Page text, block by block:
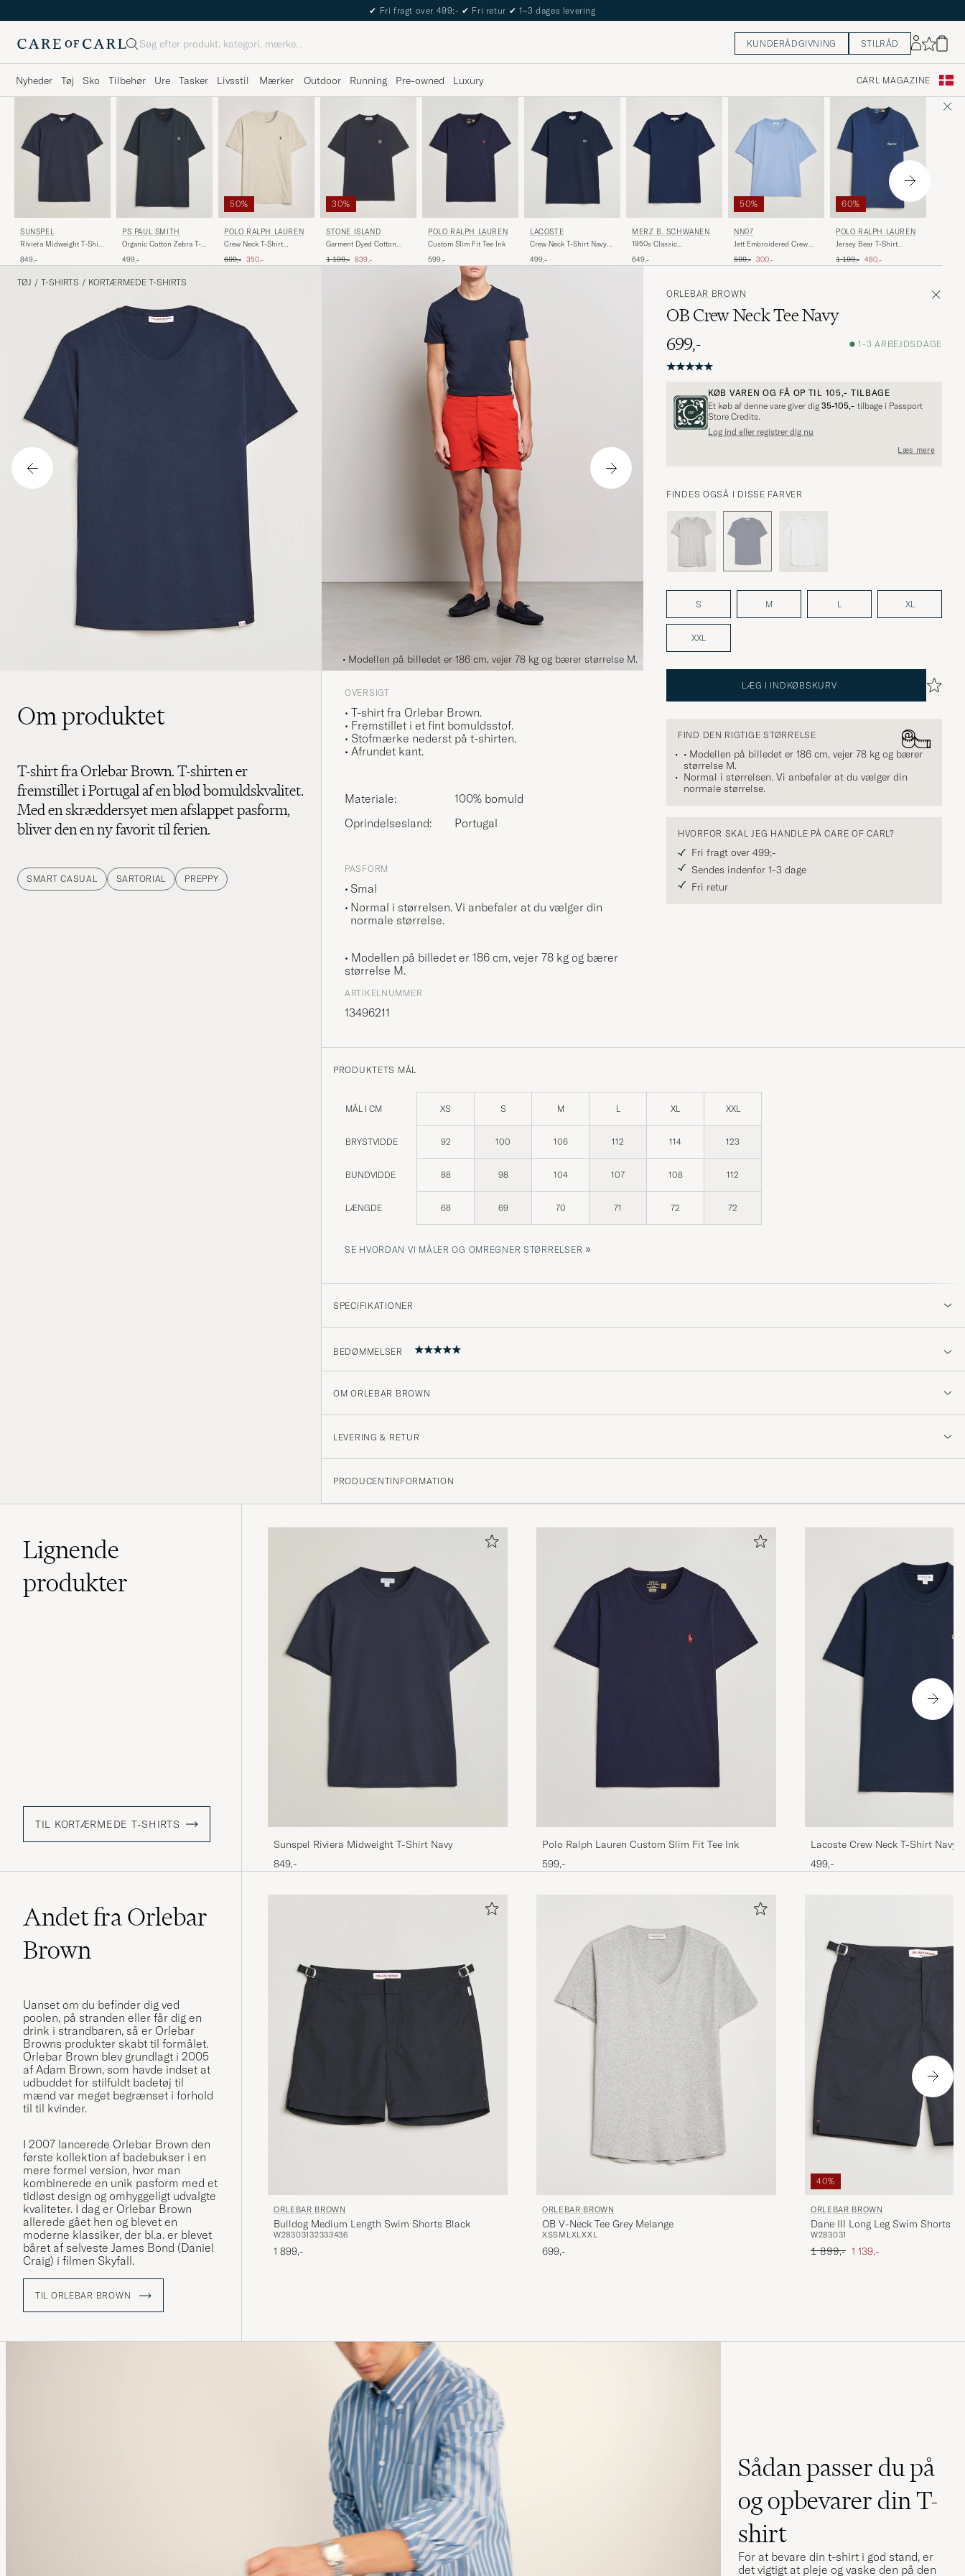
The Care of Carl Passport
Søg KUNDERÅDGIVNING STILRÅD
Nyheder Tøj Sko Tilbehør Ure Tasker Livsstil Mærker Outdoor Running Pre-owned Luxury CARL MAGAZINE
SUNSPEL
Riviera Midweight T-Shirt
849,-
PS PAUL SMITH
Organic Cotton Zebra T-
499,-
50%
POLO RALPH LAUREN
Crew Neck T-Shirt
Ordinary pris
699,- Nedsat pris
350,-
30%
STONE ISLAND
Garment Dyed Cotton
Ordinary pris
1 199,- Nedsat pris
839,-
POLO RALPH LAUREN
Custom Slim Fit Tee Ink
599,-
LACOSTE
Crew Neck T-Shirt Navy
499,-
MERZ B. SCHWANEN
1950s Classic
Blue
649,-
50%
NN07
Jett Embroidered Crew
Blue
Ordinary pris
599,- Nedsat pris
300,-
60%
POLO RALPH LAUREN
Jersey Bear T-Shirt
Ordinary pris
1 199,- Nedsat pris
480,-
TØJ / T-SHIRTS / KORTÆRMEDE T-SHIRTS
• Modellen på billedet er 186 cm, vejer 78 kg og bærer størrelse M.
ORLEBAR BROWN
OB Crew Neck Tee Navy
699,-
1-3 ARBEJDSDAGE
KØB VAREN OG FÅ OP TIL 105,- TILBAGE
Et køb af denne vare giver dig 35-105,- tilbage i Passport
Store Credits.
Log ind eller registrer dig nu
Læs mere
FINDES OGSÅ I DISSE FARVER
S M L XL
XXL
LÆG I INDKØBSKURV
FIND DEN RIGTIGE STØRRELSE
• Modellen på billedet er 186 cm, vejer 78 kg og bærer
størrelse M.
Normal i størrelsen. Vi anbefaler at du vælger din
normale størrelse.
HVORFOR SKAL JEG HANDLE PÅ CARE OF CARL?
Fri fragt over 499;-
Sendes indenfor 1-3 dage
Fri retur
Om produktet
T-shirt fra Orlebar Brown. T-shirten er
fremstillet i Portugal af en blød bomuldskvalitet.
Med en skræddersyet men afslappet pasform,
bliver den en ny favorit til ferien.
SMART CASUAL SARTORIAL PREPPY
OVERSIGT
• T-shirt fra Orlebar Brown.
• Fremstillet i et fint bomuldsstof.
• Stofmærke nederst på t-shirten.
• Afrundet kant.
Materiale:
100% bomuld
Oprindelsesland:
Portugal
PASFORM
Smal
Normal i størrelsen. Vi anbefaler at du vælger din
normale størrelse.
• Modellen på billedet er 186 cm, vejer 78 kg og bærer
størrelse M.
ARTIKELNUMMER
13496211
PRODUKTETS MÅL
MÅL I CM XS S M L XL XXL
BRYSTVIDDE 92 100 106 112 114 123
BUNDVIDDE 88 98 104 107 108 112
LÆNGDE 68 69 70 71 72 72
SE HVORDAN VI MÅLER OG OMREGNER STØRRELSER »
SPECIFIKATIONER
BEDØMMELSER
OM ORLEBAR BROWN
LEVERING & RETUR
PRODUCENTINFORMATION
Lignende
produkter
TIL KORTÆRMEDE T-SHIRTS
Sunspel Riviera Midweight T-Shirt Navy
849,-
Polo Ralph Lauren Custom Slim Fit Tee Ink
599,-
Lacoste Crew Neck T-Shirt Navy
499,-
Andet fra Orlebar
Brown
Uanset om du befinder dig ved
poolen, på stranden eller får dig en
drink i strandbaren, så er Orlebar
Browns produkter skabt til formålet.
Orlebar Brown blev grundlagt i 2005
af Adam Brown, som havde indset at
udbuddet for stilfuldt badetøj til
mænd var meget begrænset i forhold
til til kvinder.
I 2007 lancerede Orlebar Brown den
første kollektion af badebukser i en
mere formel version, hvor man
kombinerede en unik pasform med et
tidløst design og omhyggeligt udvalgte
kvaliteter. I dag er Orlebar Brown
allerede gået hen og blevet en
moderne klassiker, der bl.a. er blevet
båret af selveste James Bond (Daniel
Craig) i filmen Skyfall.
TIL ORLEBAR BROWN
ORLEBAR BROWN
Bulldog Medium Length Swim Shorts Black
W28303132333436
1 899,-
ORLEBAR BROWN
OB V-Neck Tee Grey Melange
XSSM L XLXXL
699,-
40%
ORLEBAR BROWN
Dane III Long Leg Swim Shorts
W283031
Ordinary pris
1 899,- Nedsat pris
1 139,-
Sådan passer du på
og opbevarer din T-
shirt
For at bevare din t-shirt i god stand, er
det vigtigt at pleje og vaske den på den